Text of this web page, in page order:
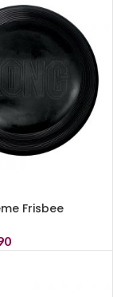
Frisbee